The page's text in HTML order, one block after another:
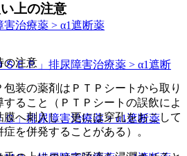
害治療薬 > α1遮断薬
ＥＰ」 排尿障害治療薬 > α1遮断
Ｇ」排尿障害治療薬 > α1遮断薬
上の注意
の注意
装の薬剤はＰＴＰシートから取り
ること（ＰＴＰシートの誤飲によ
へ刺入し、更には穿孔をおこして
を併発することがある）。